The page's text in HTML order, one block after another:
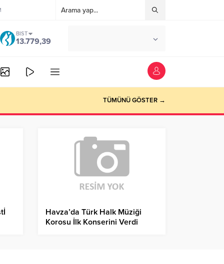
BIST
13.779,39
TÜMÜNÜ GÖSTER →
Havza’da Türk Halk Müziği
Korosu İlk Konserini Verdi